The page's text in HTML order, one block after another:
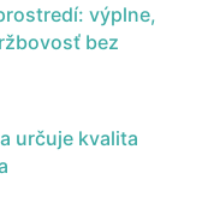
výplne,
bez
určuje kvalita